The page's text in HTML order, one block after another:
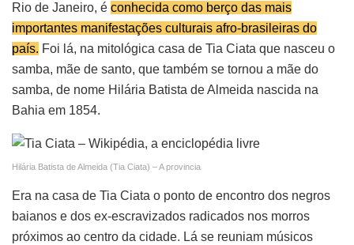
Rio de Janeiro, é conhecida como berço das mais
importantes manifestações culturais afro-brasileiras do
país. Foi lá, na mitológica casa de Tia Ciata que nasceu o
samba, mãe de santo, que também se tornou a mãe do
samba, de nome Hilária Batista de Almeida nascida na
Bahia em 1854.
Hilária Batista de Almeida (Tia Ciata) – A provincia
Era na casa de Tia Ciata o ponto de encontro dos negros
baianos e dos ex-escravizados radicados nos morros
próximos ao centro da cidade. Lá se reuniam músicos